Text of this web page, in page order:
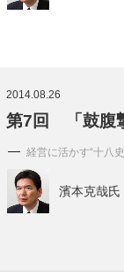
2014.08.26
第7回 「鼓腹
経営に活かす“十八
濱本克哉氏